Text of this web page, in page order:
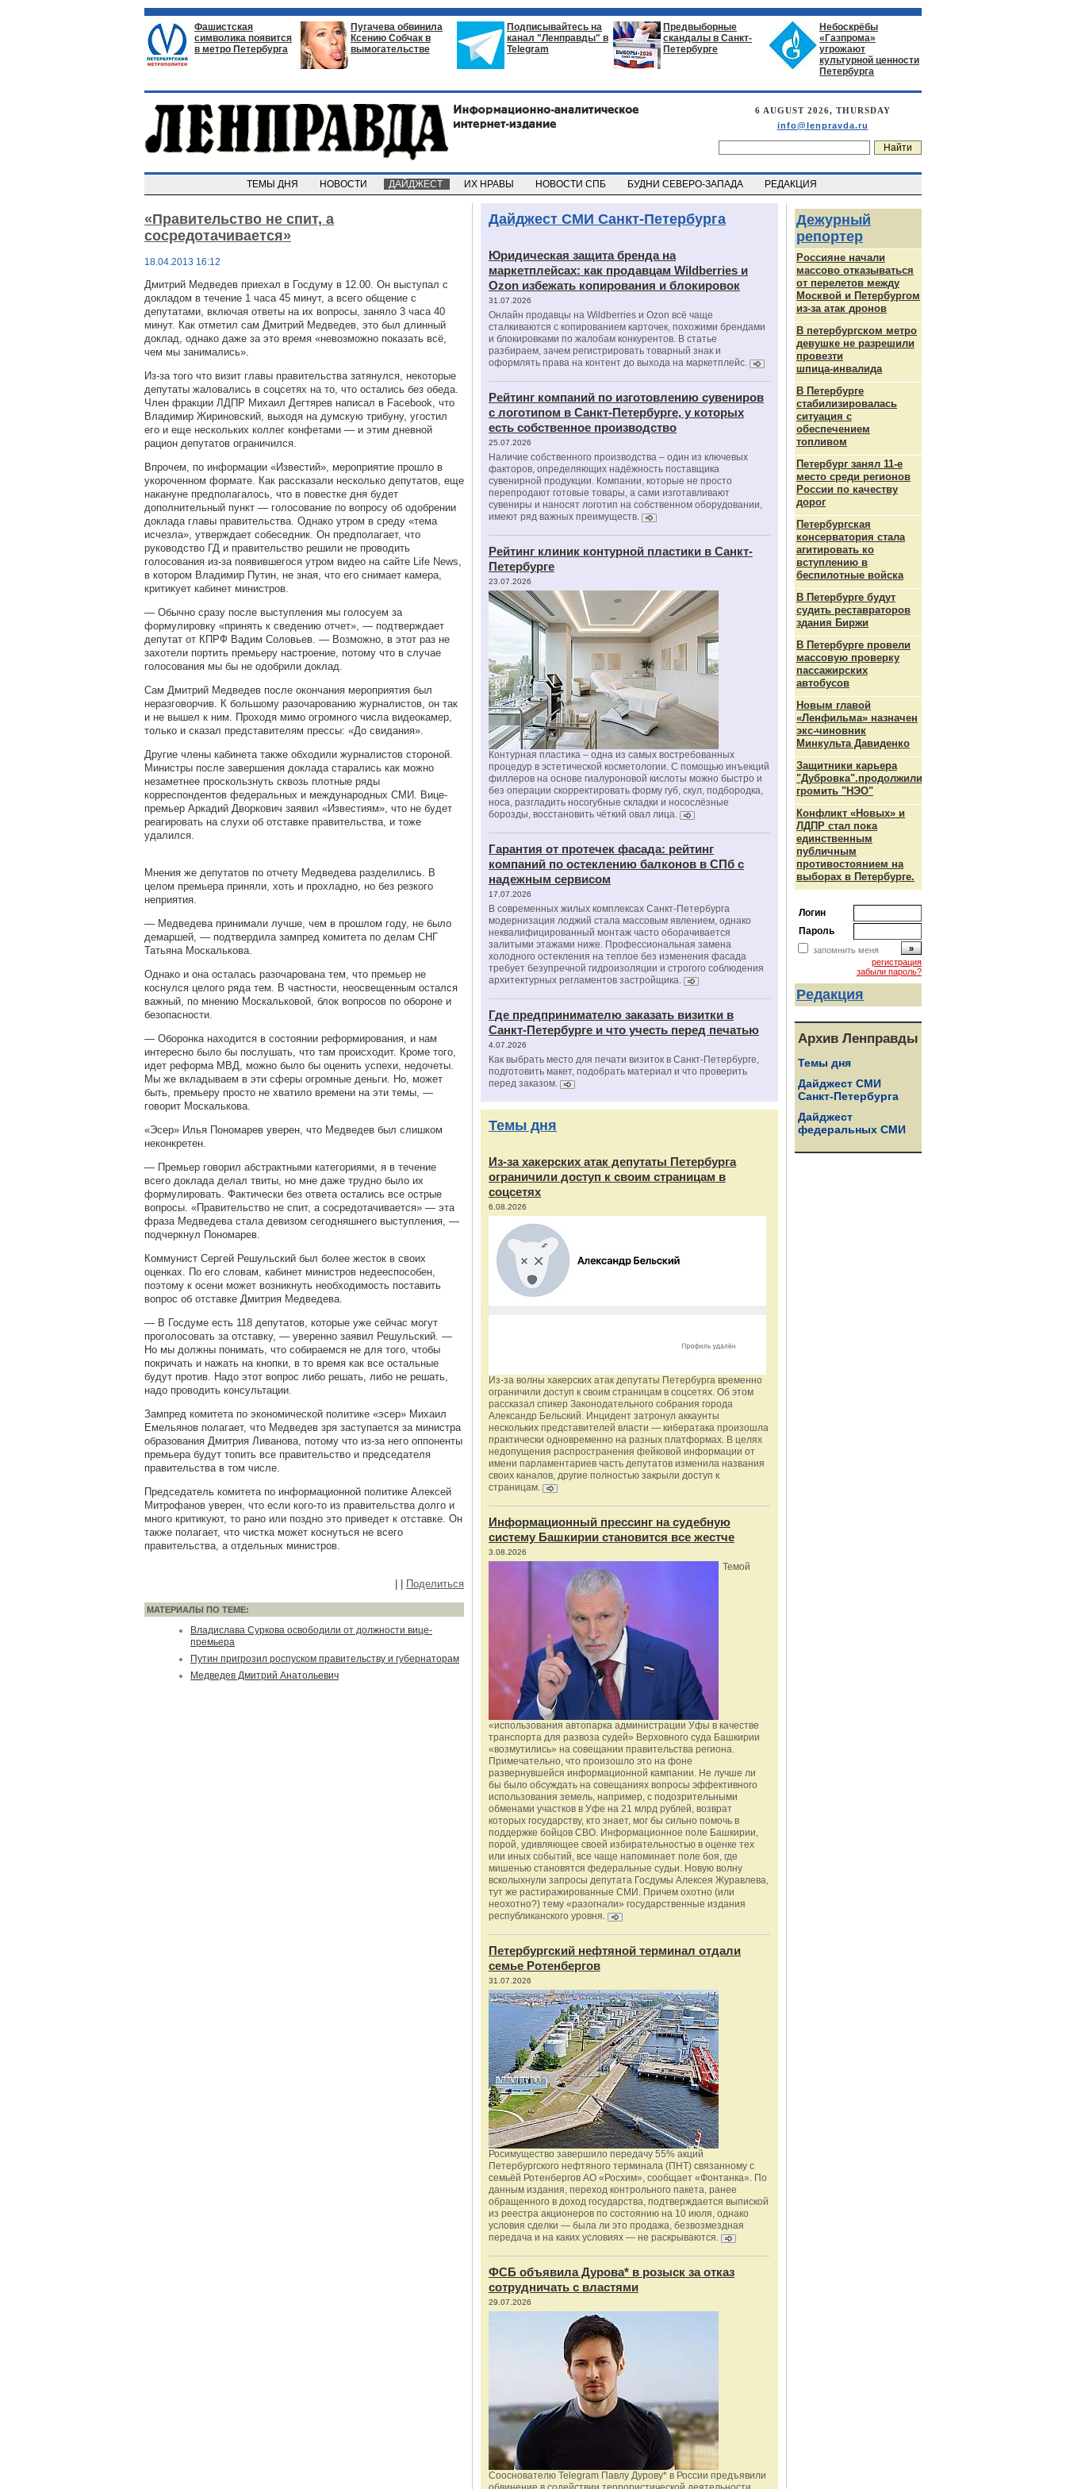
Фашистская
символика появится
в метро Петербурга
Пугачева обвинила
Ксению Собчак в
вымогательстве
Подписывайтесь на
канал "Ленправды" в
Telegram
Предвыборные
скандалы в Санкт-
Петербурге
Небоскрёбы
«Газпрома»
угрожают
культурной ценности
Петербурга
6 AUGUST 2026, THURSDAY
info@lenpravda.ru
ТЕМЫ ДНЯ НОВОСТИ ДАЙДЖЕСТ ИХ НРАВЫ НОВОСТИ СПБ БУДНИ СЕВЕРО-ЗАПАДА РЕДАКЦИЯ
«Правительство не спит, а
сосредотачивается»
18.04.2013 16:12
Дмитрий Медведев приехал в Госдуму в 12.00. Он выступал с
докладом в течение 1 часа 45 минут, а всего общение с
депутатами, включая ответы на их вопросы, заняло 3 часа 40
минут. Как отметил сам Дмитрий Медведев, это был длинный
доклад, однако даже за это время «невозможно показать всё,
чем мы занимались».
Из-за того что визит главы правительства затянулся, некоторые
депутаты жаловались в соцсетях на то, что остались без обеда.
Член фракции ЛДПР Михаил Дегтярев написал в Facebook, что
Владимир Жириновский, выходя на думскую трибуну, угостил
его и еще нескольких коллег конфетами — и этим дневной
рацион депутатов ограничился.
Впрочем, по информации «Известий», мероприятие прошло в
укороченном формате. Как рассказали несколько депутатов, еще
накануне предполагалось, что в повестке дня будет
дополнительный пункт — голосование по вопросу об одобрении
доклада главы правительства. Однако утром в среду «тема
исчезла», утверждает собеседник. Он предполагает, что
руководство ГД и правительство решили не проводить
голосования из-за появившегося утром видео на сайте Life News,
в котором Владимир Путин, не зная, что его снимает камера,
критикует кабинет министров.
— Обычно сразу после выступления мы голосуем за
формулировку «принять к сведению отчет», — подтверждает
депутат от КПРФ Вадим Соловьев. — Возможно, в этот раз не
захотели портить премьеру настроение, потому что в случае
голосования мы бы не одобрили доклад.
Сам Дмитрий Медведев после окончания мероприятия был
неразговорчив. К большому разочарованию журналистов, он так
и не вышел к ним. Проходя мимо огромного числа видеокамер,
только и сказал представителям прессы: «До свидания».
Другие члены кабинета также обходили журналистов стороной.
Министры после завершения доклада старались как можно
незаметнее проскользнуть сквозь плотные ряды
корреспондентов федеральных и международных СМИ. Вице-
премьер Аркадий Дворкович заявил «Известиям», что не будет
реагировать на слухи об отставке правительства, и тоже
удалился.
Мнения же депутатов по отчету Медведева разделились. В
целом премьера приняли, хоть и прохладно, но без резкого
неприятия.
— Медведева принимали лучше, чем в прошлом году, не было
демаршей, — подтвердила зампред комитета по делам СНГ
Татьяна Москалькова.
Однако и она осталась разочарована тем, что премьер не
коснулся целого ряда тем. В частности, неосвещенным остался
важный, по мнению Москальковой, блок вопросов по обороне и
безопасности.
— Оборонка находится в состоянии реформирования, и нам
интересно было бы послушать, что там происходит. Кроме того,
идет реформа МВД, можно было бы оценить успехи, недочеты.
Мы же вкладываем в эти сферы огромные деньги. Но, может
быть, премьеру просто не хватило времени на эти темы, —
говорит Москалькова.
«Эсер» Илья Пономарев уверен, что Медведев был слишком
неконкретен.
— Премьер говорил абстрактными категориями, я в течение
всего доклада делал твиты, но мне даже трудно было их
формулировать. Фактически без ответа остались все острые
вопросы. «Правительство не спит, а сосредотачивается» — эта
фраза Медведева стала девизом сегодняшнего выступления, —
подчеркнул Пономарев.
Коммунист Сергей Решульский был более жесток в своих
оценках. По его словам, кабинет министров недееспособен,
поэтому к осени может возникнуть необходимость поставить
вопрос об отставке Дмитрия Медведева.
— В Госдуме есть 118 депутатов, которые уже сейчас могут
проголосовать за отставку, — уверенно заявил Решульский. —
Но мы должны понимать, что собираемся не для того, чтобы
покричать и нажать на кнопки, в то время как все остальные
будут против. Надо этот вопрос либо решать, либо не решать,
надо проводить консультации.
Зампред комитета по экономической политике «эсер» Михаил
Емельянов полагает, что Медведев зря заступается за министра
образования Дмитрия Ливанова, потому что из-за него оппоненты
премьера будут топить все правительство и председателя
правительства в том числе.
Председатель комитета по информационной политике Алексей
Митрофанов уверен, что если кого-то из правительства долго и
много критикуют, то рано или поздно это приведет к отставке. Он
также полагает, что чистка может коснуться не всего
правительства, а отдельных министров.
Поделиться
МАТЕРИАЛЫ ПО ТЕМЕ:
Владислава Суркова освободили от должности вице-
премьера
Путин пригрозил роспуском правительству и губернаторам
Медведев Дмитрий Анатольевич
Дайджест СМИ Санкт-Петербурга
Юридическая защита бренда на
маркетплейсах: как продавцам Wildberries и
Ozon избежать копирования и блокировок
31.07.2026
Онлайн продавцы на Wildberries и Ozon всё чаще
сталкиваются с копированием карточек, похожими брендами
и блокировками по жалобам конкурентов. В статье
разбираем, зачем регистрировать товарный знак и
оформлять права на контент до выхода на маркетплейс.
Рейтинг компаний по изготовлению сувениров
с логотипом в Санкт-Петербурге, у которых
есть собственное производство
25.07.2026
Наличие собственного производства – один из ключевых
факторов, определяющих надёжность поставщика
сувенирной продукции. Компании, которые не просто
перепродают готовые товары, а сами изготавливают
сувениры и наносят логотип на собственном оборудовании,
имеют ряд важных преимуществ.
Рейтинг клиник контурной пластики в Санкт-
Петербурге
23.07.2026
Контурная пластика – одна из самых востребованных
процедур в эстетической косметологии. С помощью инъекций
филлеров на основе гиалуроновой кислоты можно быстро и
без операции скорректировать форму губ, скул, подбородка,
носа, разгладить носогубные складки и носослёзные
борозды, восстановить чёткий овал лица.
Гарантия от протечек фасада: рейтинг
компаний по остеклению балконов в СПб с
надежным сервисом
17.07.2026
В современных жилых комплексах Санкт-Петербурга
модернизация лоджий стала массовым явлением, однако
неквалифицированный монтаж часто оборачивается
залитыми этажами ниже. Профессиональная замена
холодного остекления на теплое без изменения фасада
требует безупречной гидроизоляции и строгого соблюдения
архитектурных регламентов застройщика.
Где предпринимателю заказать визитки в
Санкт-Петербурге и что учесть перед печатью
4.07.2026
Как выбрать место для печати визиток в Санкт-Петербурге,
подготовить макет, подобрать материал и что проверить
перед заказом.
Темы дня
Из‑за хакерских атак депутаты Петербурга
ограничили доступ к своим страницам в
соцсетях
6.08.2026
Из‑за волны хакерских атак депутаты Петербурга временно
ограничили доступ к своим страницам в соцсетях. Об этом
рассказал спикер Законодательного собрания города
Александр Бельский. Инцидент затронул аккаунты
нескольких представителей власти — кибератака произошла
практически одновременно на разных платформах. В целях
недопущения распространения фейковой информации от
имени парламентариев часть депутатов изменила названия
своих каналов, другие полностью закрыли доступ к
страницам.
Информационный прессинг на судебную
систему Башкирии становится все жестче
3.08.2026
Темой
«использования автопарка администрации Уфы в качестве
транспорта для развоза судей» Верховного суда Башкирии
«возмутились» на совещании правительства региона.
Примечательно, что произошло это на фоне
развернувшейся информационной кампании. Не лучше ли
бы было обсуждать на совещаниях вопросы эффективного
использования земель, например, с подозрительными
обменами участков в Уфе на 21 млрд рублей, возврат
которых государству, кто знает, мог бы сильно помочь в
поддержке бойцов СВО. Информационное поле Башкирии,
порой, удивляющее своей избирательностью в оценке тех
или иных событий, все чаще напоминает поле боя, где
мишенью становятся федеральные судьи. Новую волну
всколыхнули запросы депутата Госдумы Алексея Журавлева,
тут же растиражированные СМИ. Причем охотно (или
неохотно?) тему «разогнали» государственные издания
республиканского уровня.
Петербургский нефтяной терминал отдали
семье Ротенбергов
31.07.2026
Росимущество завершило передачу 55% акций
Петербургского нефтяного терминала (ПНТ) связанному с
семьёй Ротенбергов АО «Росхим», сообщает «Фонтанка». По
данным издания, переход контрольного пакета, ранее
обращенного в доход государства, подтверждается выпиской
из реестра акционеров по состоянию на 10 июля, однако
условия сделки — была ли это продажа, безвозмездная
передача и на каких условиях — не раскрываются.
ФСБ объявила Дурова* в розыск за отказ
сотрудничать с властями
29.07.2026
Сооснователю Telegram Павлу Дурову* в России предъявили
Дежурный
репортер
Россияне начали
массово отказываться
от перелетов между
Москвой и Петербургом
из-за атак дронов
В петербургском метро
девушке не разрешили
провезти
шпица‑инвалида
В Петербурге
стабилизировалась
ситуация с
обеспечением
топливом
Петербург занял 11-е
место среди регионов
России по качеству
дорог
Петербургская
консерватория стала
агитировать ко
вступлению в
беспилотные войска
В Петербурге будут
судить реставраторов
здания Биржи
В Петербурге провели
массовую проверку
пассажирских
автобусов
Новым главой
«Ленфильма» назначен
экс-чиновник
Минкульта Давиденко
Защитники карьера
"Дубровка".продолжили
громить "НЭО"
Конфликт «Новых» и
ЛДПР стал пока
единственным
публичным
противостоянием на
выборах в Петербурге.
Логин
Пароль
запомнить меня
регистрация
забыли пароль?
Редакция
Архив Ленправды
Темы дня
Дайджест СМИ
Санкт-Петербурга
Дайджест
федеральных СМИ